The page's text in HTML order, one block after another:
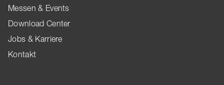
Messen & Events
Download Center
Jobs & Karriere
Kontakt